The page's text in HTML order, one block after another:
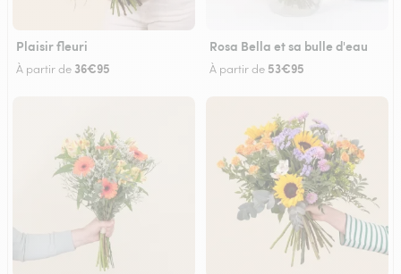
Plaisir fleuri
À partir de 36€95
Rosa Bella et sa bulle d'eau
À partir de 53€95